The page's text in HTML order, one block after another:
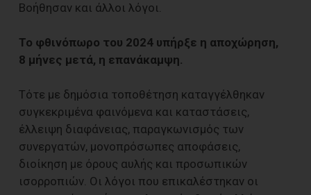
Βοήθησαν και άλλοι λόγοι.
Το φθινόπωρο του 2024 υπήρξε η αποχώρηση,
8 μήνες μετά, η επανάκαμψη.
Τότε με δημόσια τοποθέτηση καταγγέλθηκαν
συγκεκριμένα φαινόμενα και καταστάσεις,
έλλειψη διαφάνειας, παραγκωνισμός των
συνεργατών, μονοπρόσωπες αποφάσεις,
διοίκηση με όρους αυλής και προσωπικών
ισορροπιών. Οι λόγοι που επικαλέστηκαν οι